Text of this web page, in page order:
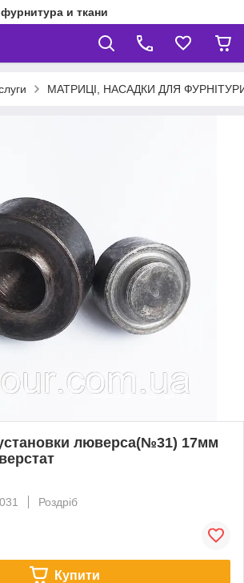
и ткани
МАТРИЦІ, НАСАДКИ ДЛЯ
люверса(№31) 17мм
Роздріб
Купити